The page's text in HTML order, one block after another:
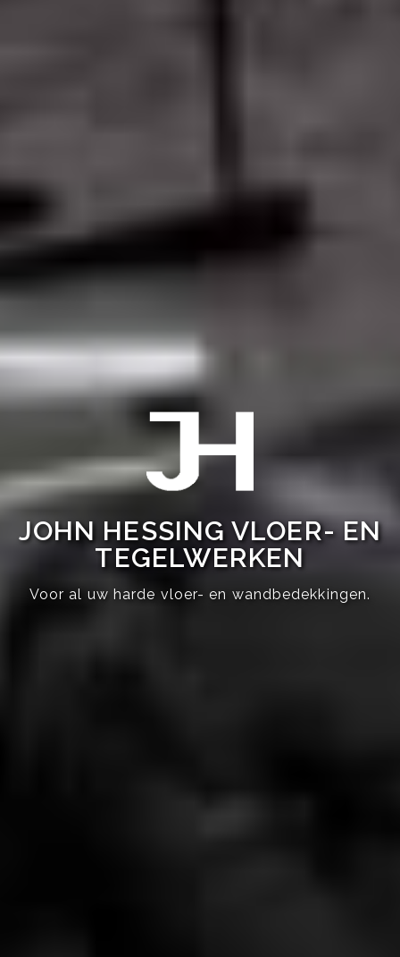
JOHN HESSING VLOER- EN
TEGELWERKEN
Voor al uw harde vloer- en wandbedekkingen.